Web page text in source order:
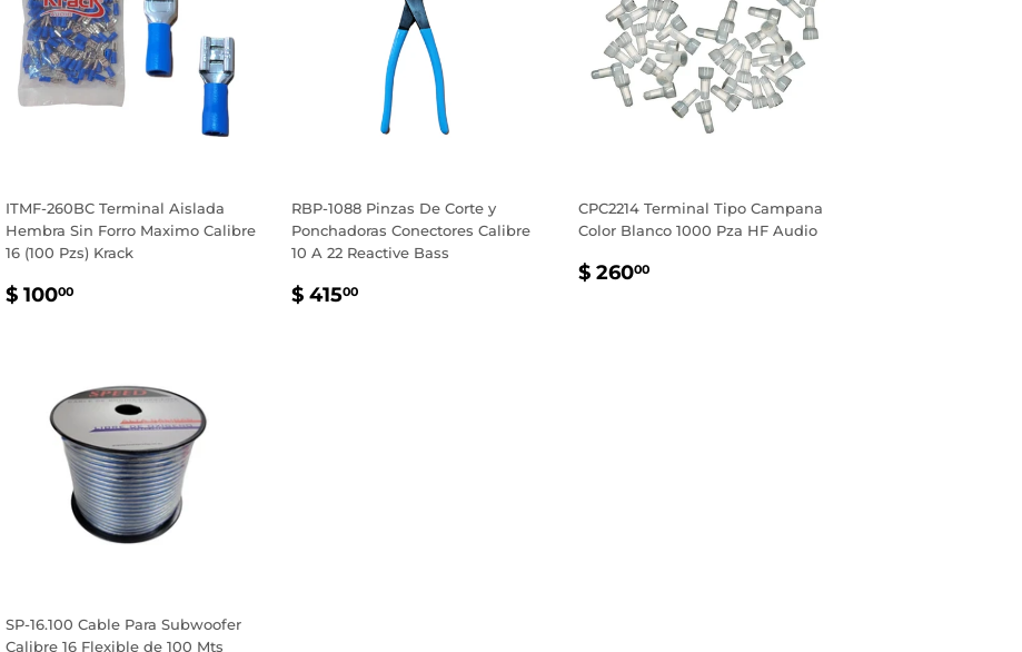
ITMF-260BC Terminal Aislada
Hembra Sin Forro Maximo Calibre
16 (100 Pzs) Krack
PRECIO
$ 10000$
RBP-1088 Pinzas De Corte y
Ponchadoras Conectores Calibre
10 A 22 Reactive Bass
PRECIO
$ 41500
CPC2214 Terminal Tipo Campana
Color Blanco 1000 Pza HF Audio
PRECIO
$ 26000$
SP-16.100 Cable Para Subwoofer
Calibre 16 Flexible de 100 Mts